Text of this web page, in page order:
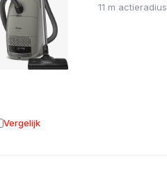
11 m actieradius
Vergelijk aan vergelijking